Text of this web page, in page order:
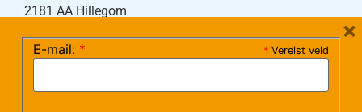
2181 AA Hillegom
(maandag – donderdag 08:30-17:15 uur / vrijdag
* Vereist veld
E-mail: *
×